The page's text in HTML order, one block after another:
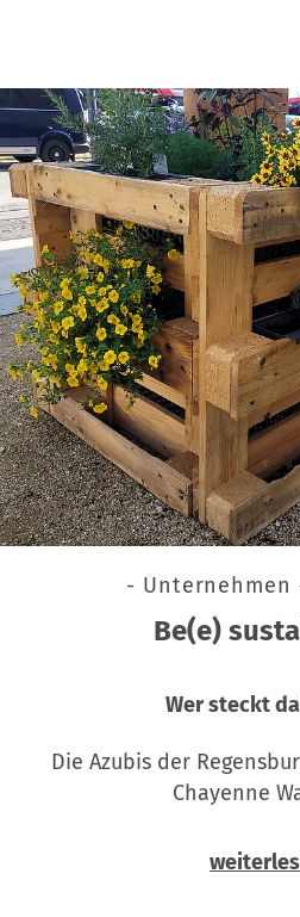
- Unternehmen
Be(e)
Wer steckt
Die Azubis der
Chayenne